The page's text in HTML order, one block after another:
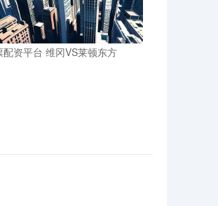
配资平台 维冈VS莱顿东方